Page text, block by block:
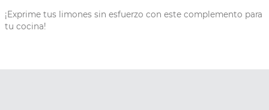
¡Exprime tus limones sin esfuerzo con este complemento para
tu cocina!